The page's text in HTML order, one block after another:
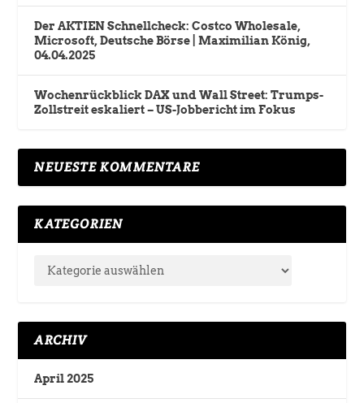
Der AKTIEN Schnellcheck: Costco Wholesale,
Microsoft, Deutsche Börse | Maximilian König,
04.04.2025
Wochenrückblick DAX und Wall Street: Trumps-
Zollstreit eskaliert – US-Jobbericht im Fokus
NEUESTE KOMMENTARE
KATEGORIEN
ARCHIV
April 2025